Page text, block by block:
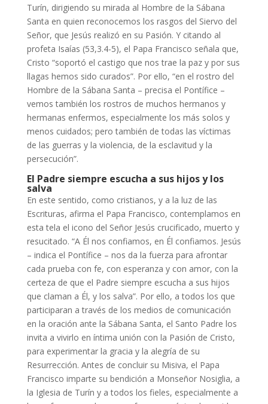
Turín, dirigiendo su mirada al Hombre de la Sábana
Santa en quien reconocemos los rasgos del Siervo del
Señor, que Jesús realizó en su Pasión. Y citando al
profeta Isaías (53,3.4-5), el Papa Francisco señala que,
Cristo “soportó el castigo que nos trae la paz y por sus
llagas hemos sido curados”. Por ello, “en el rostro del
Hombre de la Sábana Santa – precisa el Pontífice –
vemos también los rostros de muchos hermanos y
hermanas enfermos, especialmente los más solos y
menos cuidados; pero también de todas las víctimas
de las guerras y la violencia, de la esclavitud y la
persecución”.
El Padre siempre escucha a sus hijos y los
salva
En este sentido, como cristianos, y a la luz de las
Escrituras, afirma el Papa Francisco, contemplamos en
esta tela el icono del Señor Jesús crucificado, muerto y
resucitado. “A Él nos confiamos, en Él confiamos. Jesús
– indica el Pontífice – nos da la fuerza para afrontar
cada prueba con fe, con esperanza y con amor, con la
certeza de que el Padre siempre escucha a sus hijos
que claman a Él, y los salva”. Por ello, a todos los que
participaran a través de los medios de comunicación
en la oración ante la Sábana Santa, el Santo Padre los
invita a vivirlo en íntima unión con la Pasión de Cristo,
para experimentar la gracia y la alegría de su
Resurrección. Antes de concluir su Misiva, el Papa
Francisco imparte su bendición a Monseñor Nosiglia, a
la Iglesia de Turín y a todos los fieles, especialmente a